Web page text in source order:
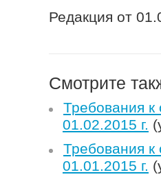
Редакция от
Смотрите
Требования
01.02.2015 г.
Требования
01.01.2015 г.